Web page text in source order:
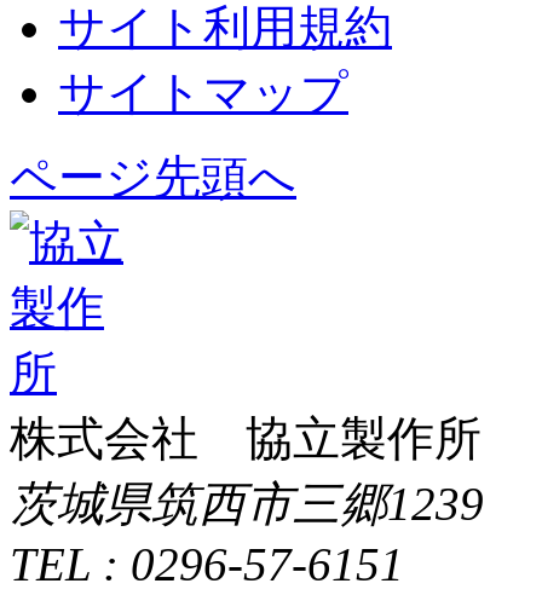
サイト利用規約
サイトマップ
ページ先頭へ
株式会社 協立製作所
茨城県筑西市三郷1239
TEL : 0296-57-6151